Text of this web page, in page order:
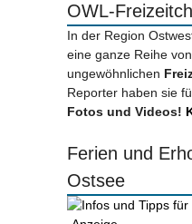
OWL-
In der Region
eine ganze Reihe
ungewöhnlichen
Reporter haben sie
Fotos und Videos!
Ferien und
Ostsee